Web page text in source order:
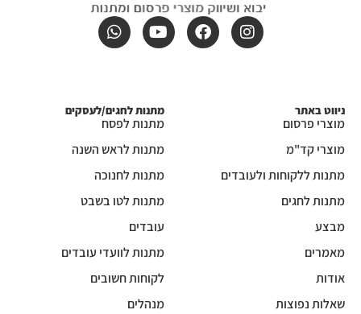
ניווט באתר
מוצרי פרסום
מוצרי קד"מ
מתנות ללקוחות ולעובדים
מתנות לחגים
מבצע
מאמרים
אודות
שאלות נפוצות
מתנות לחגים/לעסקים
מתנות לפסח
מתנות לראש השנה
מתנות לחנוכה
מתנות לטו בשבט
עובדים
מתנות לוועדי עובדים
לקוחות חשובים
מנהלים